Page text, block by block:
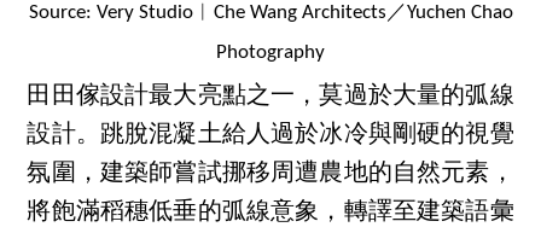
Source: Very Studio︱Che Wang Architects／Yuchen Chao
Photography
田田傢設計最大亮點之一，莫過於大量的弧線
設計。跳脫混凝土給人過於冰冷與剛硬的視覺
氛圍，建築師嘗試挪移周遭農地的自然元素，
將飽滿稻穗低垂的弧線意象，轉譯至建築語彙